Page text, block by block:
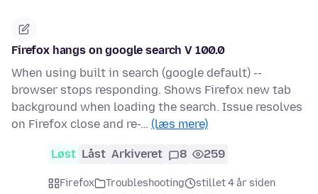
Firefox hangs on google search V 100.0
When using built in search (google default) --
browser stops responding. Shows Firefox new tab
background when loading the search. Issue resolves
on Firefox close and re-… (læs mere)
Løst Låst Arkiveret 8 259
Firefox Troubleshooting
stillet 4 år siden